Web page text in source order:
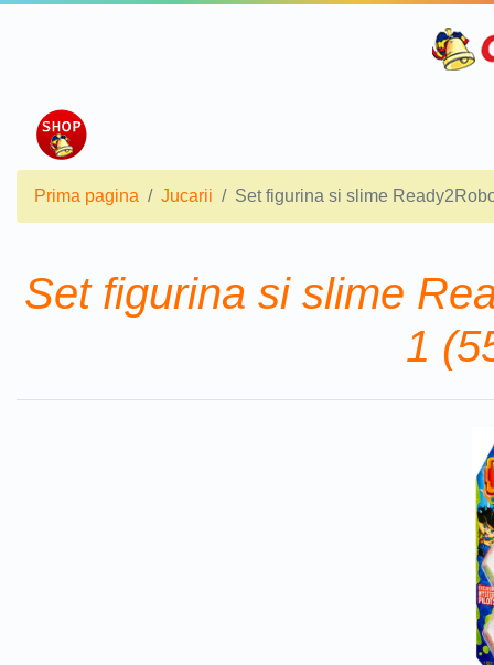
Prima pagina Jucarii Set figurina si slime
Set figurina si slime
1